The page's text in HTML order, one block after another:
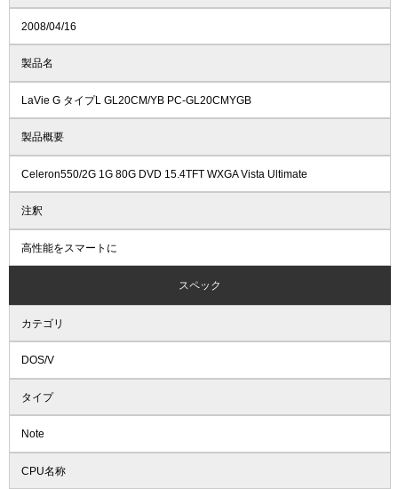
2008/04/16
製品名
LaVie G タイプL GL20CM/YB PC-GL20CMYGB
製品概要
Celeron550/2G 1G 80G DVD 15.4TFT WXGA Vista Ultimate
注釈
高性能をスマートに
スペック
カテゴリ
DOS/V
タイプ
Note
CPU名称